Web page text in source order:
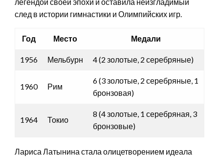
след в истории гимнастики и Олимпийских игр.
Год Место Медали
1956 Мельбурн 4 (2 золотые, 2 серебряные)
1960 Рим
6 (3 золотые, 2 серебряные, 1
бронзовая)
1964 Токио
8 (4 золотые, 1 серебряная, 3
бронзовые)
Лариса Латынина стала олицетворением идеала